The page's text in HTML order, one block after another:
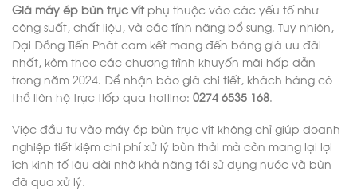
Giá máy ép bùn trục vít phụ thuộc vào các yếu tố như
công suất, chất liệu, và các tính năng bổ sung. Tuy nhiên,
Đại Đồng Tiến Phát cam kết mang đến bảng giá ưu đãi
nhất, kèm theo các chương trình khuyến mãi hấp dẫn
trong năm 2024. Để nhận báo giá chi tiết, khách hàng có
thể liên hệ trực tiếp qua hotline: 0274 6535 168.
Việc đầu tư vào máy ép bùn trục vít không chỉ giúp doanh
nghiệp tiết kiệm chi phí xử lý bùn thải mà còn mang lại lợi
ích kinh tế lâu dài nhờ khả năng tái sử dụng nước và bùn
đã qua xử lý.